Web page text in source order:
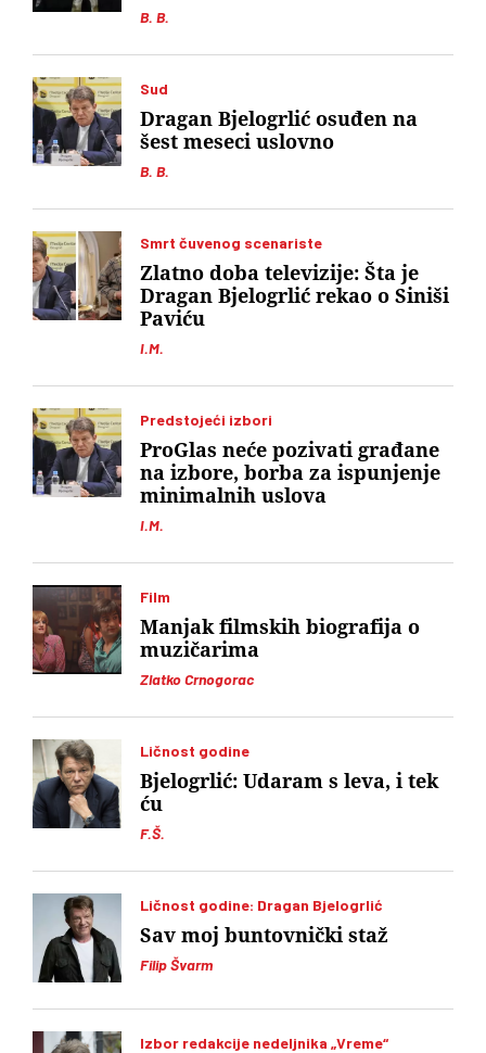
B. B.
Sud
B. B.
Dragan Bjelogrlić osuđen na
šest meseci uslovno
Smrt čuvenog scenariste
I.M.
Zlatno doba televizije: Šta je
Dragan Bjelogrlić rekao o Siniši
Paviću
Predstojeći izbori
I.M.
ProGlas neće pozivati građane
na izbore, borba za ispunjenje
minimalnih uslova
Film
Zlatko Crnogorac
Manjak filmskih biografija o
muzičarima
Ličnost godine
F.Š.
Bjelogrlić: Udaram s leva, i tek
ću
Ličnost godine: Dragan Bjelogrlić
Filip Švarm
Sav moj buntovnički staž
Izbor redakcije nedeljnika „Vreme“